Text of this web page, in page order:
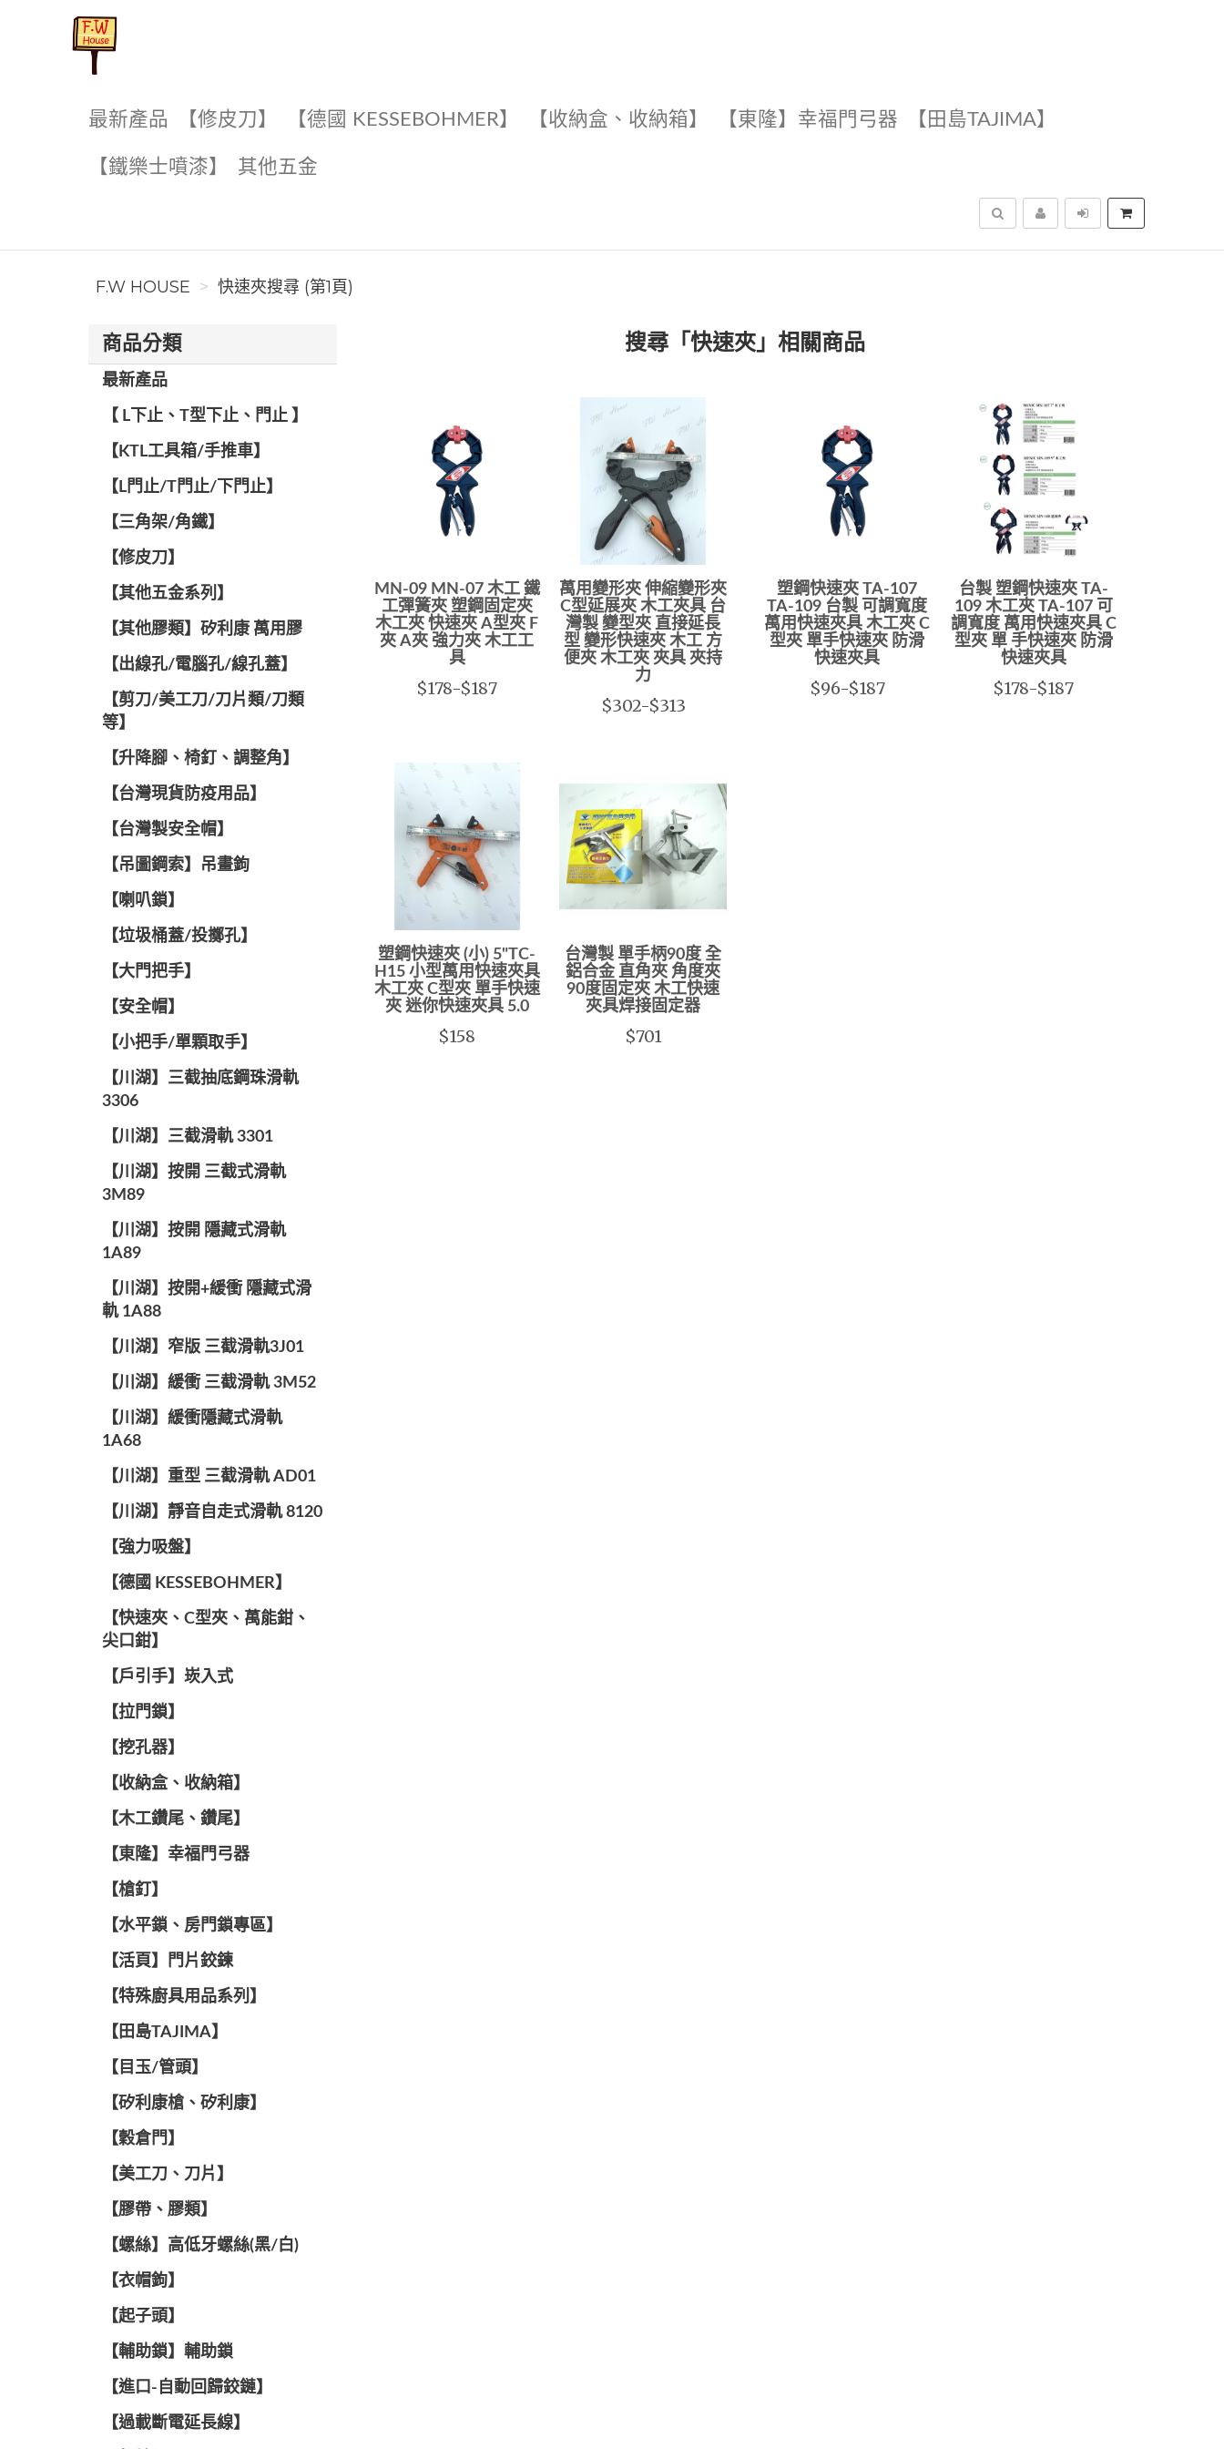
最新產品 【修皮刀】 【德國 KESSEBOHMER】 【收納盒、收納箱】 【東隆】幸福門弓器 【田島TAJIMA】
【鐵樂士噴漆】 其他五金
搜尋
F.W HOUSE 快速夾搜尋 (第1頁)
商品分類
最新產品
【 L下止、T型下止、門止 】
【KTL工具箱/手推車】
【L門止/T門止/下門止】
【三角架/角鐵】
【修皮刀】
【其他五金系列】
【其他膠類】矽利康 萬用膠
【出線孔/電腦孔/線孔蓋】
【剪刀/美工刀/刀片類/刀類
等】
【升降腳、椅釘、調整角】
【台灣現貨防疫用品】
【台灣製安全帽】
【吊圖鋼索】吊畫鉤
【喇叭鎖】
【垃圾桶蓋/投擲孔】
【大門把手】
【安全帽】
【小把手/單顆取手】
【川湖】三截抽底鋼珠滑軌
3306
【川湖】三截滑軌 3301
【川湖】按開 三截式滑軌
3M89
【川湖】按開 隱藏式滑軌
1A89
【川湖】按開+緩衝 隱藏式滑
軌 1A88
【川湖】窄版 三截滑軌3J01
【川湖】緩衝 三截滑軌 3M52
【川湖】緩衝隱藏式滑軌
1A68
【川湖】重型 三截滑軌 AD01
【川湖】靜音自走式滑軌 8120
【強力吸盤】
【德國 KESSEBOHMER】
【快速夾、C型夾、萬能鉗、
尖口鉗】
【戶引手】崁入式
【拉門鎖】
【挖孔器】
【收納盒、收納箱】
【木工鑽尾、鑽尾】
【東隆】幸福門弓器
【槍釘】
【水平鎖、房門鎖專區】
【活頁】門片鉸鍊
【特殊廚具用品系列】
【田島TAJIMA】
【目玉/管頭】
【矽利康槍、矽利康】
【穀倉門】
【美工刀、刀片】
【膠帶、膠類】
【螺絲】高低牙螺絲(黑/白)
【衣帽鉤】
【起子頭】
【輔助鎖】輔助鎖
【進口-自動回歸鉸鏈】
【過載斷電延長線】
搜尋「快速夾」相關商品
MN-09 MN-07 木工 鐵
工彈簧夾 塑鋼固定夾
木工夾 快速夾 A型夾 F
夾 A夾 強力夾 木工工
具
$178-$187
萬用變形夾 伸縮變形夾
C型延展夾 木工夾具 台
灣製 變型夾 直接延長
型 變形快速夾 木工 方
便夾 木工夾 夾具 夾持
力
$302-$313
塑鋼快速夾 TA-107
TA-109 台製 可調寬度
萬用快速夾具 木工夾 C
型夾 單手快速夾 防滑
快速夾具
$96-$187
台製 塑鋼快速夾 TA-
109 木工夾 TA-107 可
調寬度 萬用快速夾具 C
型夾 單 手快速夾 防滑
快速夾具
$178-$187
塑鋼快速夾 (小) 5"TC-
H15 小型萬用快速夾具
木工夾 C型夾 單手快速
夾 迷你快速夾具 5.0
$158
台灣製 單手柄90度 全
鋁合金 直角夾 角度夾
90度固定夾 木工快速
夾具焊接固定器
$701